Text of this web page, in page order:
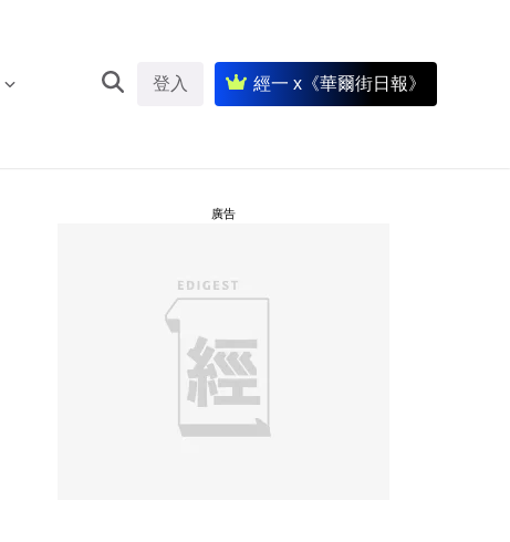
登入 經一 x《華爾街日報》
廣告